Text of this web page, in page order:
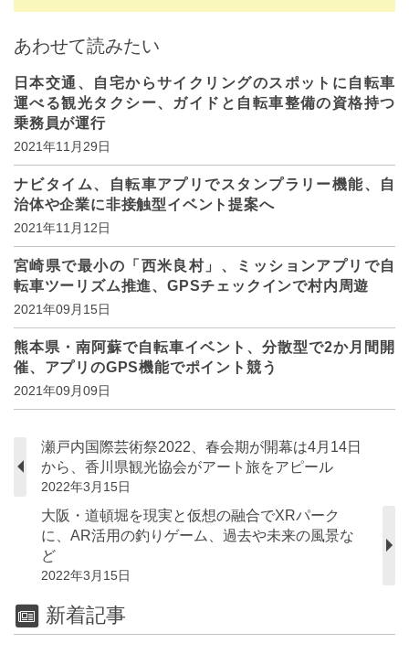
あわせて読みたい
日本交通、自宅からサイクリングのスポットに自転車
運べる観光タクシー、ガイドと自転車整備の資格持つ
乗務員が運行
2021年11月29日
ナビタイム、自転車アプリでスタンプラリー機能、自
治体や企業に非接触型イベント提案へ
2021年11月12日
宮崎県で最小の「西米良村」、ミッションアプリで自
転車ツーリズム推進、GPSチェックインで村内周遊
2021年09月15日
熊本県・南阿蘇で自転車イベント、分散型で2か月間開
催、アプリのGPS機能でポイント競う
2021年09月09日
瀬戸内国際芸術祭2022、春会期が開幕は4月14日
から、香川県観光協会がアート旅をアピール
2022年3月15日
大阪・道頓堀を現実と仮想の融合でXRパーク
に、AR活用の釣りゲーム、過去や未来の風景な
ど
2022年3月15日
新着記事